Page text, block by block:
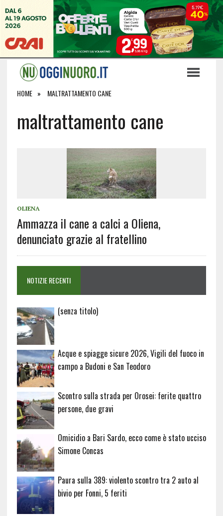
HOME MALTRATTAMENTO CANE
maltrattamento cane
OLIENA
Ammazza il cane a calci a Oliena,
denunciato grazie al fratellino
NOTIZIE RECENTI
(senza titolo)Articolo
Acque e spiagge sicure 2026, Vigili del fuoco in
campo a Budoni e San Teodoro
Scontro sulla strada per Orosei: ferite quattro
persone, due gravi
Omicidio a Bari Sardo, ecco come è stato ucciso
Simone Concas
Paura sulla 389: violento scontro tra 2 auto al
bivio per Fonni, 5 feriti